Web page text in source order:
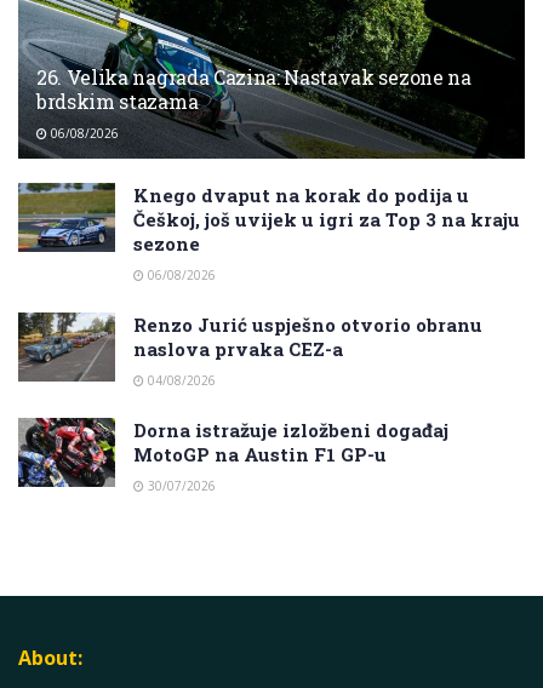
26. Velika nagrada Cazina: Nastavak sezone na
brdskim stazama
06/08/2026
Knego dvaput na korak do podija u
Češkoj, još uvijek u igri za Top 3 na kraju
sezone
06/08/2026
Renzo Jurić uspješno otvorio obranu
naslova prvaka CEZ-a
04/08/2026
Dorna istražuje izložbeni događaj
MotoGP na Austin F1 GP-u
30/07/2026
About: